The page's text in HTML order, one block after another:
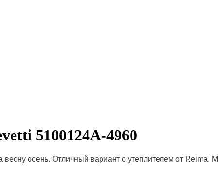
5100124A-4960
осень. Отличный вариант с утеплителем от Reima.